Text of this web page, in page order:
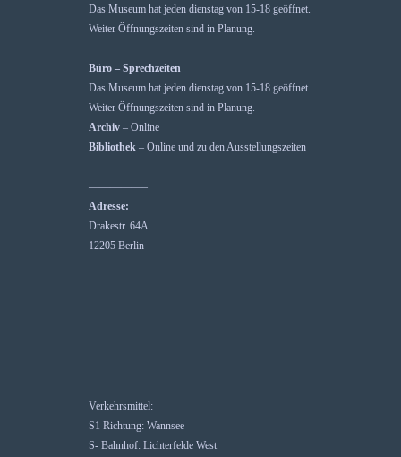
Das Museum hat jeden dienstag von 15-18 geöffnet.
Weiter Öffnungszeiten sind in Planung.
Büro – Sprechzeiten
Das Museum hat jeden dienstag von 15-18 geöffnet.
Weiter Öffnungszeiten sind in Planung.
Archiv – Online
Bibliothek – Online und zu den Ausstellungszeiten
—————–
Adresse:
Drakestr. 64A
12205 Berlin
Verkehrsmittel:
S1 Richtung: Wannsee
S- Bahnhof: Lichterfelde West